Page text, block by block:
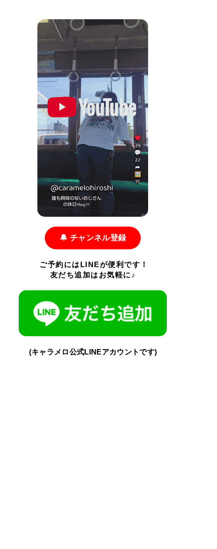
🔔 チャンネル登録
ご予約にはLINEが便利です！
友だち追加はお気軽に♪
(キャラメロ公式LINEアカウントです)